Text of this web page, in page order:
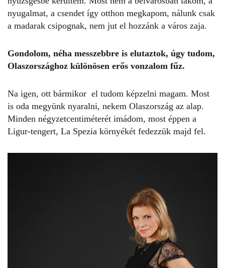
nyugalmat, a csendet így otthon megkapom, nálunk csak
a madarak csipognak, nem jut el hozzánk a város zaja.
Gondolom, néha messzebbre is elutaztok, úgy tudom,
Olaszországhoz különösen erős vonzalom fűz.
Na igen, ott bármikor el tudom képzelni magam. Most
is oda megyünk nyaralni, nekem Olaszország az alap.
Minden négyzetcentiméterét imádom, most éppen a
Ligur-tengert, La Spezia környékét fedezzük majd fel.